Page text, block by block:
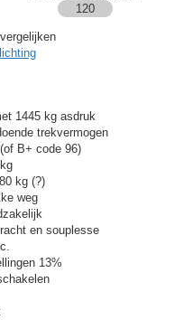
120
1445 kg asdruk
trekvermogen
B+ code 96)
kg (?)
weg
en souplesse
13%